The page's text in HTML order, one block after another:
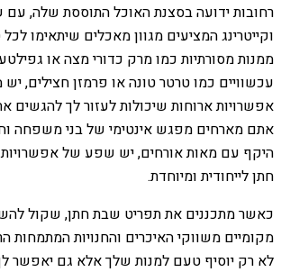
רחובות ידועה בסצנת האוכל התוססת שלה,
וקייטרינג המציעים מגוון מאכלים שיתאימו
ממנות מסורתיות כמו מרק כדורי מצה או
עכשוויים כמו טרטר טונה או פרמזן חצילים,
אפשרויות ארוחות שיכולות לעזור לך להגשים
אתם מארחים מפגש אינטימי של בני משפחה
היקף עם מאות אורחים, יש שפע של
חתן לייחודית ומיוחדת.
כאשר מתכננים את תפריט שבת חתן, שקול
מקומיים משווקי האיכרים והחנויות המתמחות
לא רק יוסיף טעם למנות שלך אלא גם יאפשר